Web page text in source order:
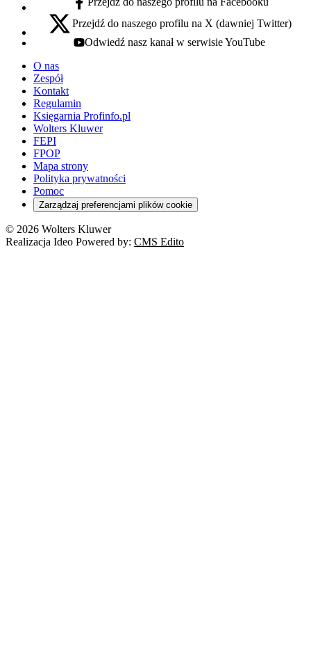
facebook - otwiera się w nowej karcie
x - otwiera się w nowej karcie
Przejdź do naszego profilu na X (dawniej Twitter)
youtube - otwiera się w nowej karcie
Odwiedź nasz kanał w serwisie YouTube
O nas
Zespół
Kontakt
Regulamin
Księgarnia Profinfo.pl
Wolters Kluwer
FEPI
FPOP
Mapa strony
Polityka prywatności
Pomoc
Zarządzaj preferencjami plików cookie
© 2026 Wolters Kluwer
Realizacja Ideo Powered by: CMS Edito